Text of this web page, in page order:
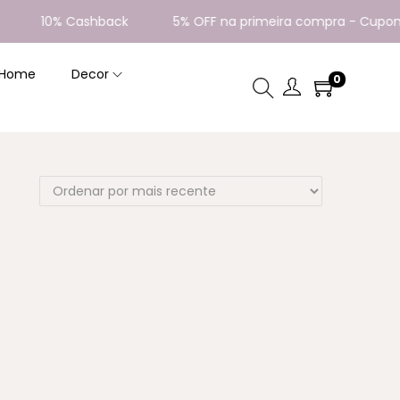
10% Cashback 5% OFF na primeira compra - Cupom:
Decor 0